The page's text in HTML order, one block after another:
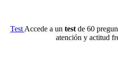
Test Accede a un test de 60
atención y actitud